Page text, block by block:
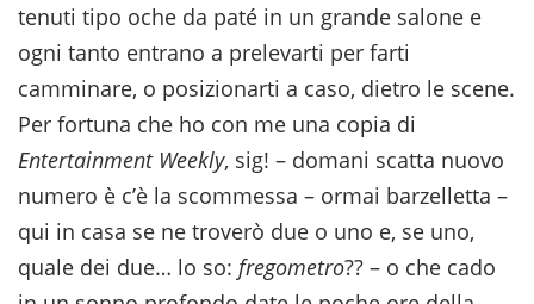
tenuti tipo oche da paté in un grande salone e
ogni tanto entrano a prelevarti per farti
camminare, o posizionarti a caso, dietro le scene.
Per fortuna che ho con me una copia di
Entertainment Weekly, sig! – domani scatta nuovo
numero è c’è la scommessa – ormai barzelletta –
qui in casa se ne troverò due o uno e, se uno,
quale dei due… lo so: fregometro?? – o che cado